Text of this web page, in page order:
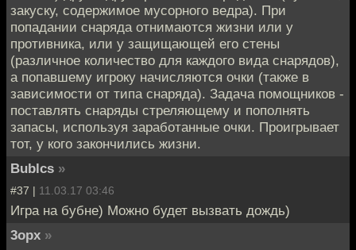
закуску, содержимое мусорного ведра). При
попадании снаряда отнимаются жизни или у
противника, или у защищающей его стены
(различное количество для каждого вида снарядов),
а попавшему игроку начисляются очки (также в
зависимости от типа снаряда). Задача помощников -
поставлять снаряды стреляющему и пополнять
запасы, используя заработанные очки. Проигрывает
тот, у кого закончились жизни.
Bublcs »
#37 | 11.03.17 03:46
Игра на бубне) Можно будет вызвать дождь)
3opx »